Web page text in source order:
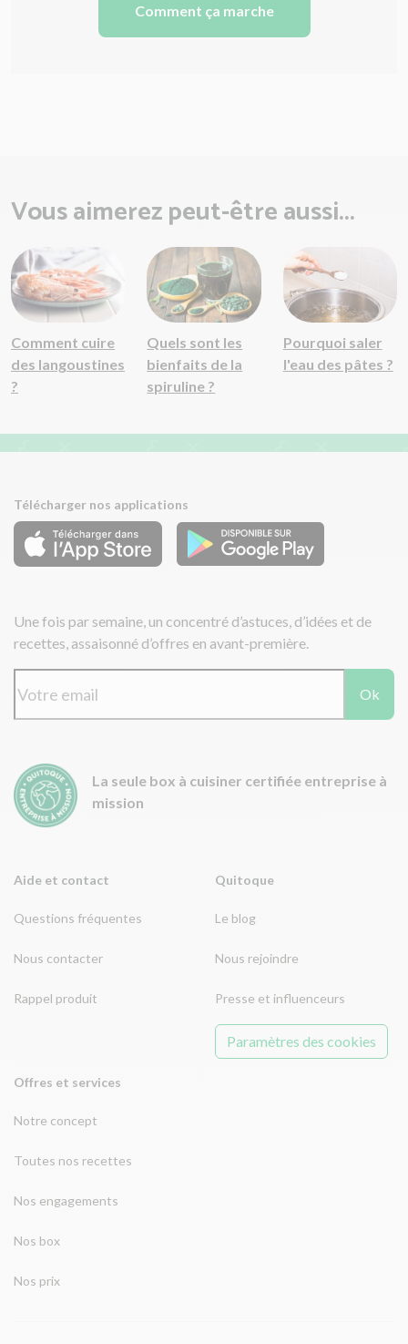
Comment ça marche
Vous aimerez peut-être aussi...
Comment cuire
des langoustines
?
Quels sont les
bienfaits de la
spiruline ?
Pourquoi saler
l'eau des pâtes ?
Aide et contact
Questions fréquentes
Nous contacter
Rappel produit
Offres et services
Notre concept
Toutes nos recettes
Nos engagements
Nos box
Nos prix
Quitoque
Le blog
Nous rejoindre
Presse et influenceurs
Paramètres des cookies
Télécharger nos applications
Une fois par semaine, un concentré d’astuces, d’idées et de
recettes, assaisonné d’offres en avant-première.
Ok
La seule box à cuisiner certifiée entreprise à
mission